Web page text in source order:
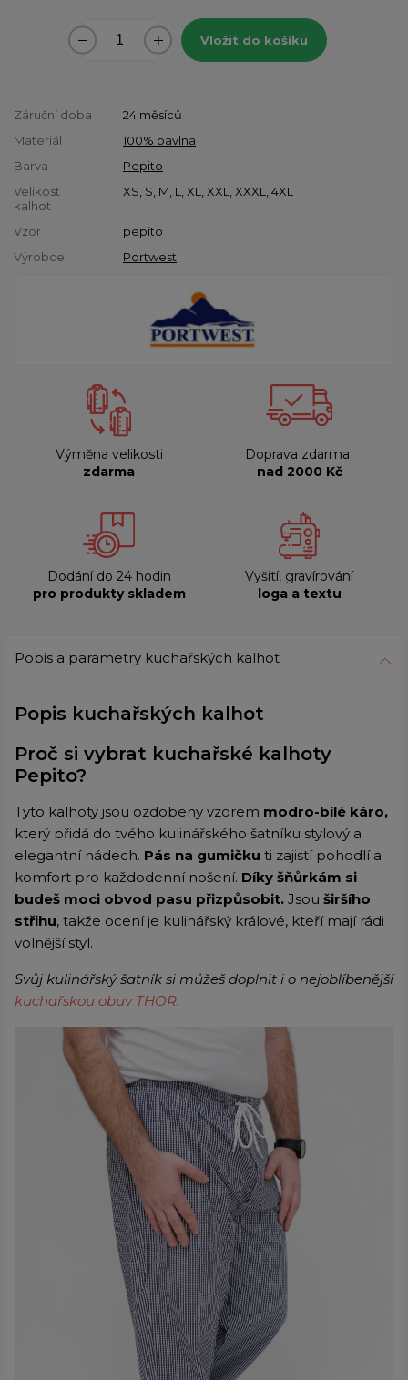
Vložit do košíku
Záruční doba
24 měsíců
Materiál
100% bavlna
Barva
Pepito
Velikost
kalhot
XS, S, M, L, XL, XXL, XXXL, 4XL
Vzor
pepito
Výrobce
Portwest
Výměna velikosti
zdarma
Doprava zdarma
nad 2000 Kč
Dodání do 24 hodin
pro produkty skladem
Vyšití, gravírování
loga a textu
Popis a parametry kuchařských kalhot
Popis kuchařských kalhot
Proč si vybrat kuchařské kalhoty
Pepito?
Tyto kalhoty jsou ozdobeny vzorem modro-bílé káro,
který přidá do tvého kulinářského šatníku stylový a
elegantní nádech. Pás na gumičku ti zajistí pohodlí a
komfort pro každodenní nošení. Díky šňůrkám si
budeš moci obvod pasu přizpůsobit. Jsou širšího
střihu, takže ocení je kulinářský králové, kteří mají rádi
volnější styl.
Svůj kulinářský šatník si můžeš doplnit i o nejoblíbenější
kuchařskou obuv THOR.